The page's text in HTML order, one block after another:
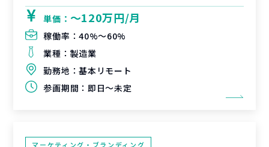
単価： 〜120万円/月
稼働率：40%〜60%
業種： 製造業
勤務地：基本リモート
参画期間： 即日～未定
マーケティング・ブランディング